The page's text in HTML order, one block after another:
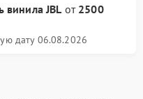
винила JBL от 2500
дату 06.08.2026